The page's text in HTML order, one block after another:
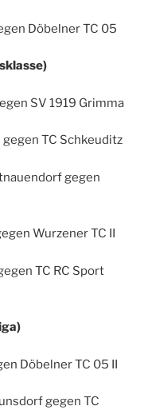
Döbelner TC 05
SV 1919 Grimma
TC Schkeuditz
gegen
Wurzener TC II
TC RC Sport
Döbelner TC 05 II
gegen TC